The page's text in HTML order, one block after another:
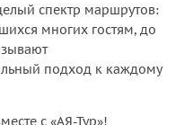
спектр маршрутов:
многих гостям, до
подход к каждому
с «АЯ-Тур»!